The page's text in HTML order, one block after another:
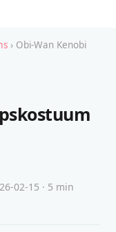
› Obi-Wan Kenobi
02-15 · 5 min